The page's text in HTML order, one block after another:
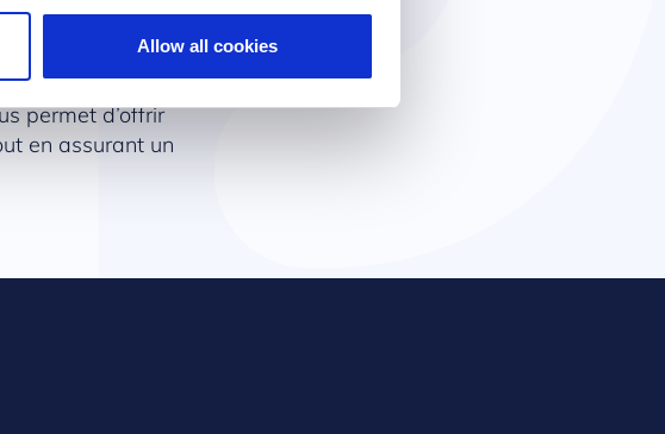
Allow all cookies
du
Microsoft. Notre
permet d’offrir
en assurant un